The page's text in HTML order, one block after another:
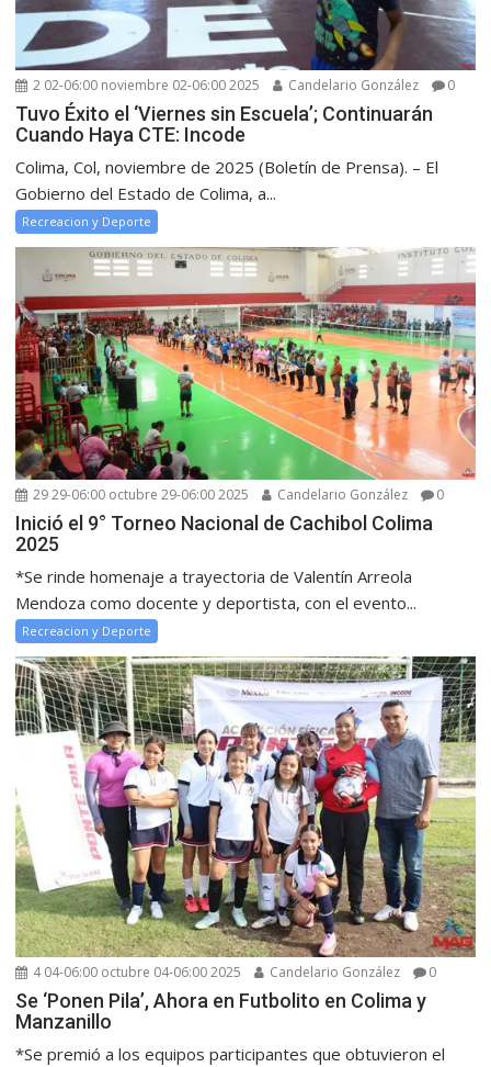
2 02-06:00 noviembre 02-06:00 2025 Candelario González 0
Tuvo Éxito el ‘Viernes sin Escuela’; Continuarán
Cuando Haya CTE: Incode
Colima, Col, noviembre de 2025 (Boletín de Prensa). – El
Gobierno del Estado de Colima, a...
Recreacion y Deporte
29 29-06:00 octubre 29-06:00 2025 Candelario González 0
Inició el 9° Torneo Nacional de Cachibol Colima
2025
*Se rinde homenaje a trayectoria de Valentín Arreola
Mendoza como docente y deportista, con el evento...
Recreacion y Deporte
4 04-06:00 octubre 04-06:00 2025 Candelario González 0
Se ‘Ponen Pila’, Ahora en Futbolito en Colima y
Manzanillo
*Se premió a los equipos participantes que obtuvieron el